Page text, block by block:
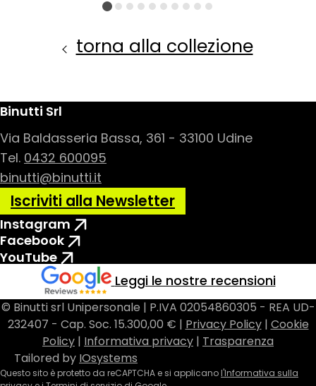
torna alla collezione
Binutti Srl
Via Baldasseria Bassa, 361 - 33100 Udine
Tel. 0432 600095
binutti@binutti.it
Iscriviti alla Newsletter
Instagram
Facebook
YouTube
Leggi le nostre recensioni
© Binutti srl Unipersonale | P.IVA 02054860305 - REA UD-
232407 - Cap. Soc. 15.300,00 € | Privacy Policy| Cookie
Policy | Informativa privacy | Trasparenza
Tailored by IOsystems
Questo sito è protetto da reCAPTCHA e si applicanol'Informativa sulla